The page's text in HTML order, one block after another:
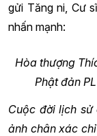
gửi Tăng ni, Cư
nhấn mạnh:
Hòa thượng
Phật đản
Cuộc đời lịch
ảnh chân xác